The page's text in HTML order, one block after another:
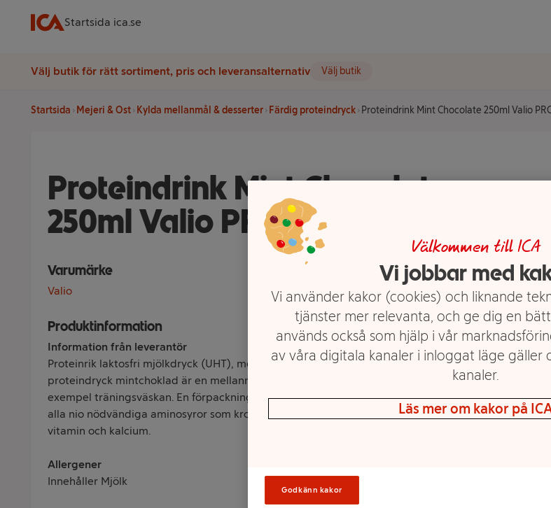
Startsida ica.se
Välj butik för rätt sortiment, pris och leveransalternativ Välj butik
Startsida Mejeri & Ost Kylda mellanmål & desserter Färdig proteindryck Proteindrink Mint Chocolate 250ml Valio
Proteindrink Mint Chocolate
250ml Valio PROfeel®
Varumärke
Valio
Produktinformation
Information från leverantör
Proteinrik laktosfri mjölkdryck (UHT), med smak av mintchoklad. Valio PROfeel®
proteindryck mintchoklad är en mellanmålsdryck som är enkel att ta med i till
exempel träningsväskan. En förpackning innehåller 25 g högklassigt mjölkprotein,
alla nio nödvändiga aminosyror som kroppen behöver och är dessutom rik på D-
vitamin och kalcium.
Allergener
Innehåller Mjölk
Välkommen till ICA
Vi jobbar med
Vi använder kakor (cookies) och liknande
tjänster mer relevanta, och ge dig en
används också som hjälp i vår
av våra digitala kanaler i inloggat läge gäller
kanaler.
Läs mer om kakor på
Godkänn kakor